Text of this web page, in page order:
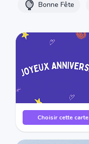
Bonne Fête
Choisir cette carte